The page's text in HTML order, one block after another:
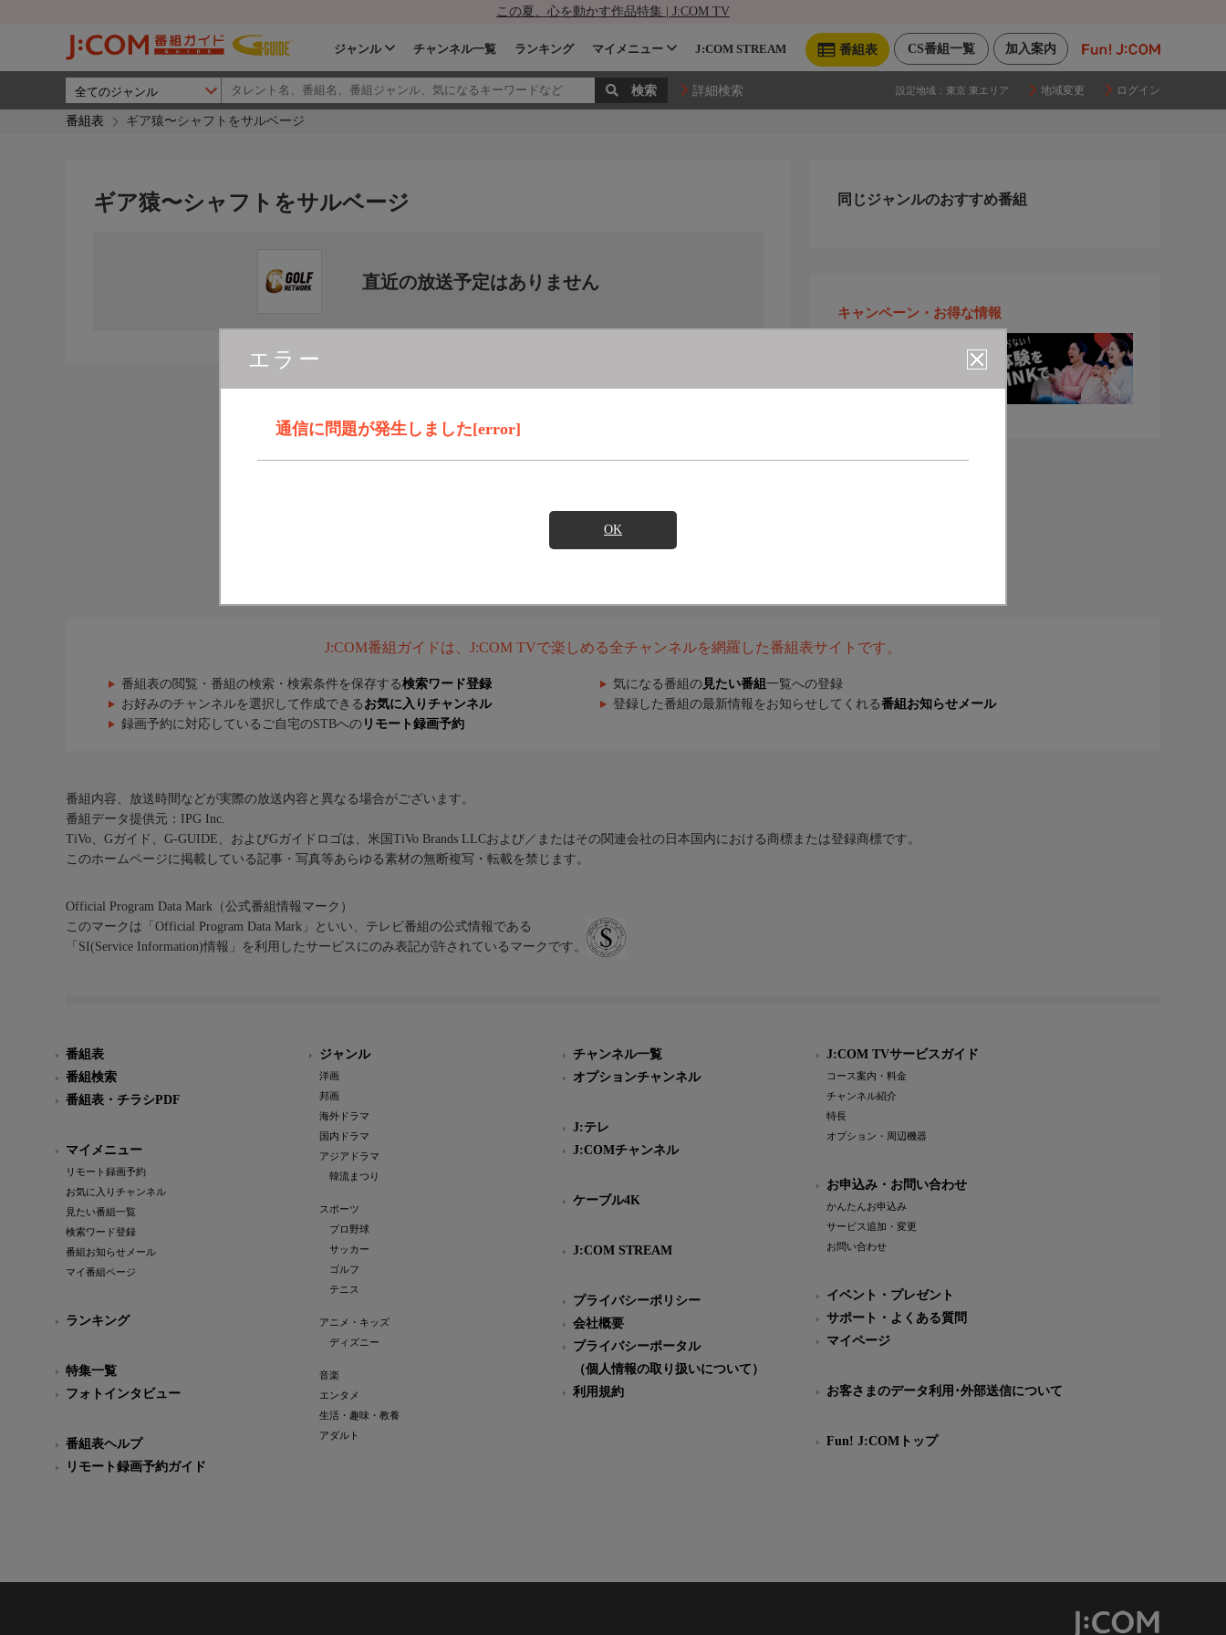
この夏、心を動かす作品特集 | J:COM TV
加入案内
CS番組一覧
番組表
ジャンル チャンネル一覧 ランキング マイメニュー J:COM STREAM
詳細検索 設定地域： 東京 東エリア 地域変更 ログイン
番組表 ギア猿〜シャフトをサルベージ
エラー
通信に問題が発生しました[error]
OK
ギア猿〜シャフトをサルベージ
直近の放送予定はありません
同じジャンルのおすすめ番組
キャンペーン・お得な情報
J:COM番組ガイドは、J:COM TVで楽しめる全チャンネルを網羅した番組表サイトです。
番組表の閲覧・番組の検索・検索条件を保存する検索ワード登録 気になる番組の 見たい番組 一覧への登録
お好みのチャンネルを選択して作成できる お気に入りチャンネル 登録した番組の最新情報をお知らせしてくれる番組お知らせメール
録画予約に対応しているご自宅のSTBへの リモート録画予約
番組内容、放送時間などが実際の放送内容と異なる場合がございます。
番組データ提供元：IPG Inc.
TiVo、Gガイド、G-GUIDE、およびGガイドロゴは、米国TiVo Brands LLCおよび／またはその関連会社の日本国内における商標または登録商標です。
このホームページに掲載している記事・写真等あらゆる素材の無断複写・転載を禁じます。
Official Program Data Mark（公式番組情報マーク）
このマークは「Official Program Data Mark」といい、テレビ番組の公式情報である
「SI(Service Information)情報」を利用したサービスにのみ表記が許されているマークです。
番組表
番組検索
番組表・チラシPDF
マイメニュー
リモート録画予約
お気に入りチャンネル
見たい番組一覧
検索ワード登録
番組お知らせメール
マイ番組ページ
ランキング
特集一覧
フォトインタビュー
番組表ヘルプ
リモート録画予約ガイド
ジャンル
洋画
邦画
海外ドラマ
国内ドラマ
アジアドラマ
韓流まつり
スポーツ
プロ野球
サッカー
ゴルフ
テニス
アニメ・キッズ
ディズニー
音楽
エンタメ
生活・趣味・教養
アダルト
チャンネル一覧
オプションチャンネル
J:テレ
J:COMチャンネル
ケーブル4K
J:COM STREAM
プライバシーポリシー
会社概要
プライバシーポータル
（個人情報の取り扱いについて）
利用規約
J:COM TVサービスガイド
コース案内・料金
チャンネル紹介
特長
オプション・周辺機器
お申込み・お問い合わせ
かんたんお申込み
サービス追加・変更
お問い合わせ
イベント・プレゼント
サポート・よくある質問
マイページ
お客さまのデータ利用･外部送信について
Fun! J:COMトップ